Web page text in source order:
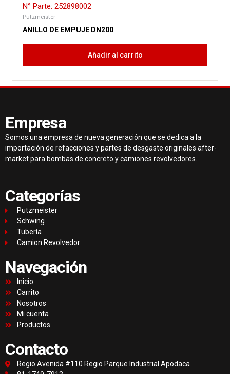
N° Parte: 252898002
Putzmeister
ANILLO DE EMPUJE DN200
Añadir al carrito
Empresa
Somos una empresa de nueva generación que se dedica a la
importación de refacciones y partes de desgaste originales after-
market para bombas de concreto y camiones revolvedores.
Categorías
Putzmeister
Schwing
Tubería
Camion Revolvedor
Navegación
Inicio
Carrito
Nosotros
Mi cuenta
Productos
Contacto
Regio Avenida #110 Regio Parque Industrial Apodaca